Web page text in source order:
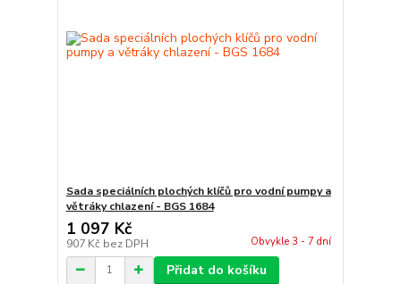
Sada speciálních plochých klíčů pro vodní pumpy a
větráky chlazení - BGS 1684
1 097 Kč
907 Kč bez DPH Obvykle 3 - 7 dní
Přidat do košíku